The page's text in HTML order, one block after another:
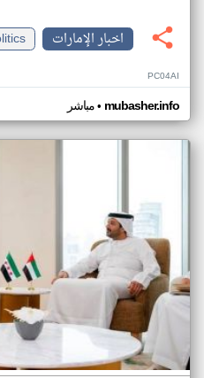
اخبار الإمارات
PC04AI
مباشر• mubasher.info